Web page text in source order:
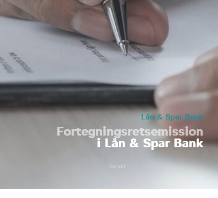
Lån & Spar Bank
Fortegningsretsemission
i Lån & Spar Bank
Scroll